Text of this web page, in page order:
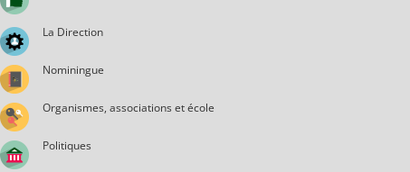
La Direction
Nominingue
Organismes, associations et école
Politiques